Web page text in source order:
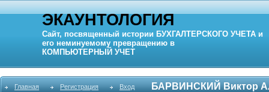
ЭКАУНТОЛОГИЯ
Сайт, посвященный истории БУХГАЛТЕРСКОГО УЧЕТА и
его неминуемому превращению в
КОМПЬЮТЕРНЫЙ УЧЕТ
Главная Регистрация Вход БАРВИНСКИЙ Виктор